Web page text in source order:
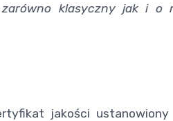
klasyczny jak i o
jakości